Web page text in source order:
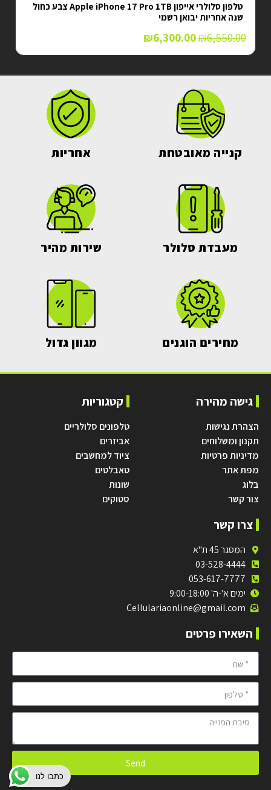
טלפון סלולרי Xiaomi Poco X7 שיאומי שנתיים אחריות יצרן
–
קנייה מאובטחת אחריות
מעבדת סלולר שירות מהיר
מחירים הוגנים מגוון גדול
גישה מהירה
הצהרת נגישות
תקנון ומשלוחים
מדיניות פרטיות
מפת אתר
בלוג
צור קשר
קטגוריות
טלפונים סלולריים
אביזרים
ציוד למחשבים
טאבלטים
שונות
סטוקים
צרו קשר
המסגר 45 ת"א
03-528-4444
053-617-7777
ימים א'-ה' 9:00-18:00
Cellulariaonline@gmail.com
השאירו פרטים
Send
כתבו לנו